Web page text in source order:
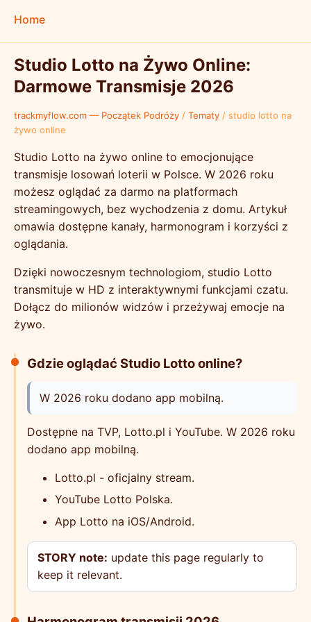
Home
Studio Lotto na Żywo Online:
Darmowe Transmisje 2026
trackmyflow.com — Początek Podróży / Tematy / studio lotto na
żywo online
Studio Lotto na żywo online to emocjonujące
transmisje losowań loterii w Polsce. W 2026 roku
możesz oglądać za darmo na platformach
streamingowych, bez wychodzenia z domu. Artykuł
omawia dostępne kanały, harmonogram i korzyści z
oglądania.
Dzięki nowoczesnym technologiom, studio Lotto
transmituje w HD z interaktywnymi funkcjami czatu.
Dołącz do milionów widzów i przeżywaj emocje na
żywo.
Gdzie oglądać Studio Lotto online?
W 2026 roku dodano app mobilną.
Dostępne na TVP, Lotto.pl i YouTube. W 2026 roku
dodano app mobilną.
Lotto.pl - oficjalny stream.
YouTube Lotto Polska.
App Lotto na iOS/Android.
STORY note: update this page regularly to
keep it relevant.